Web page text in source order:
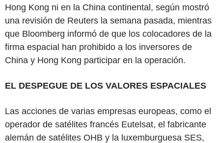
Hong Kong ni en la China continental, según mostró
una revisión de Reuters la semana pasada, mientras
que Bloomberg informó de que los colocadores de la
firma espacial han prohibido a los inversores de
China y Hong Kong participar en la operación.
EL DESPEGUE DE LOS VALORES ESPACIALES
Las acciones de varias empresas europeas, como el
operador de satélites francés Eutelsat, el fabricante
alemán de satélites OHB y la luxemburguesa SES,